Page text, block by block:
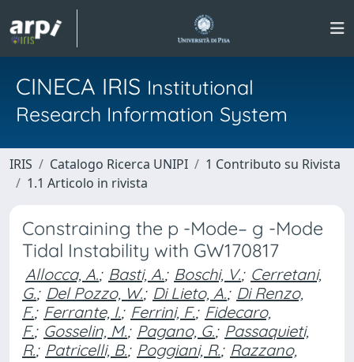
CINECA IRIS Institutional
Research Information System
IRIS Catalogo Ricerca UNIPI
1 Contributo su Rivista
1.1 Articolo in rivista
Constraining the p -Mode– g -Mode
Tidal Instability with GW170817
Allocca, A.; Basti, A.; Boschi, V.; Cerretani,
G.; Del Pozzo, W.; Di Lieto, A.; Di Renzo,
F.; Ferrante, I.; Ferrini, F.; Fidecaro,
F.; Gosselin, M.; Pagano, G.; Passaquieti,
R.; Patricelli, B.; Poggiani, R.; Razzano,